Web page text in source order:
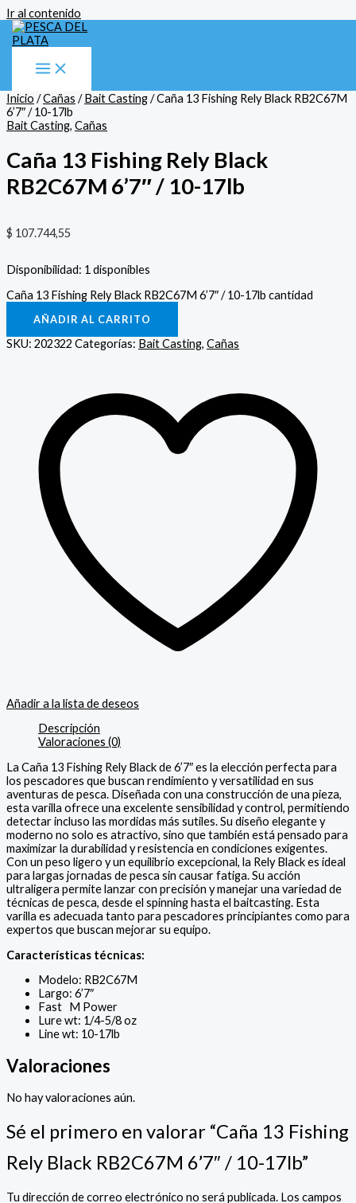
Ir al contenido
Inicio /Cañas /Bait Casting/ Caña 13 Fishing Rely Black RB2C67M
6’7″ / 10-17lb
Bait Casting, Cañas
Caña 13 Fishing Rely Black
RB2C67M 6’7″ / 10-17lb
$ 107.744,55
Disponibilidad: 1 disponibles
Caña 13 Fishing Rely Black RB2C67M 6’7″ / 10-17lb cantidad
AÑADIR AL CARRITO
SKU: 202322 Categorías: Bait Casting, Cañas
Añadir a la lista de deseos
Descripción
Valoraciones (0)
La Caña 13 Fishing Rely Black de 6’7″ es la elección perfecta para
los pescadores que buscan rendimiento y versatilidad en sus
aventuras de pesca. Diseñada con una construcción de una pieza,
esta varilla ofrece una excelente sensibilidad y control, permitiendo
detectar incluso las mordidas más sutiles. Su diseño elegante y
moderno no solo es atractivo, sino que también está pensado para
maximizar la durabilidad y resistencia en condiciones exigentes.
Con un peso ligero y un equilibrio excepcional, la Rely Black es ideal
para largas jornadas de pesca sin causar fatiga. Su acción
ultraligera permite lanzar con precisión y manejar una variedad de
técnicas de pesca, desde el spinning hasta el baitcasting. Esta
varilla es adecuada tanto para pescadores principiantes como para
expertos que buscan mejorar su equipo.
Características técnicas:
Modelo: RB2C67M
Largo: 6’7″
Fast M Power
Lure wt: 1/4-5/8 oz
Line wt: 10-17lb
Valoraciones
No hay valoraciones aún.
Sé el primero en valorar “Caña 13 Fishing
Rely Black RB2C67M 6’7″ / 10-17lb”
Tu dirección de correo electrónico no será publicada. Los campos